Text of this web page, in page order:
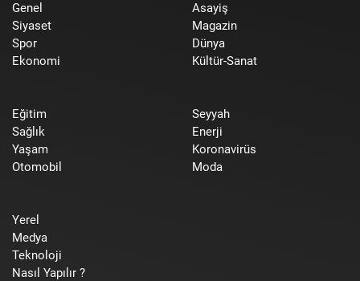
Genel
Siyaset
Spor
Ekonomi
Asayiş
Magazin
Dünya
Kültür-Sanat
Eğitim
Sağlık
Yaşam
Otomobil
Seyyah
Enerji
Koronavirüs
Moda
Yerel
Medya
Teknoloji
Nasıl Yapılır ?